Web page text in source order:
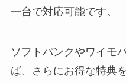
一台で対応可能です。
ソフトバンクやワイモ
ば、さらにお得な特典